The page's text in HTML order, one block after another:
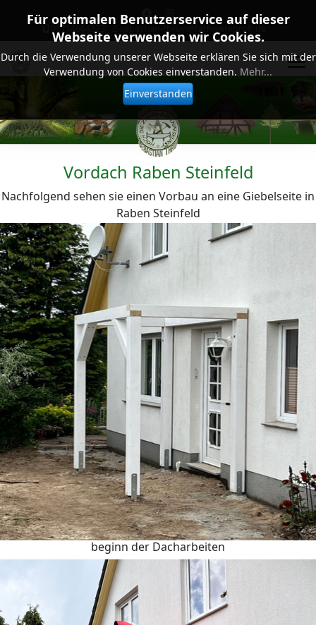
01714664323
Vordach Raben Steinfeld
Nachfolgend sehen sie einen Vorbau an eine Giebelseite in
Raben Steinfeld
beginn der Dacharbeiten
Für optimalen Benutzerservice auf dieser
Webseite verwenden wir Cookies.
Durch die Verwendung unserer Webseite erklären Sie sich mit der
Verwendung von Cookies einverstanden. Mehr...
Einverstanden